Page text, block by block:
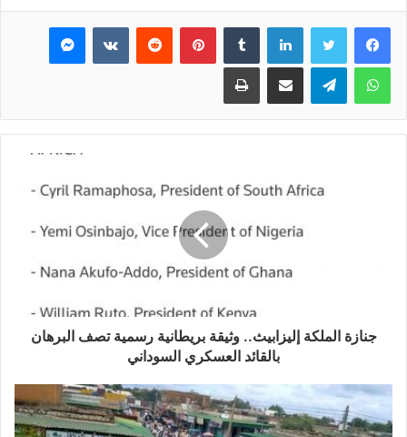
فيسبوك تويتر لينكدإن بينتيريست ماسنجر
واتساب تيلقرام مشاركة عبر البريد طباعة
جنازة الملكة إليزابيث.. وثيقة بريطانية رسمية تصف البرهان
بالقائد العسكري السوداني